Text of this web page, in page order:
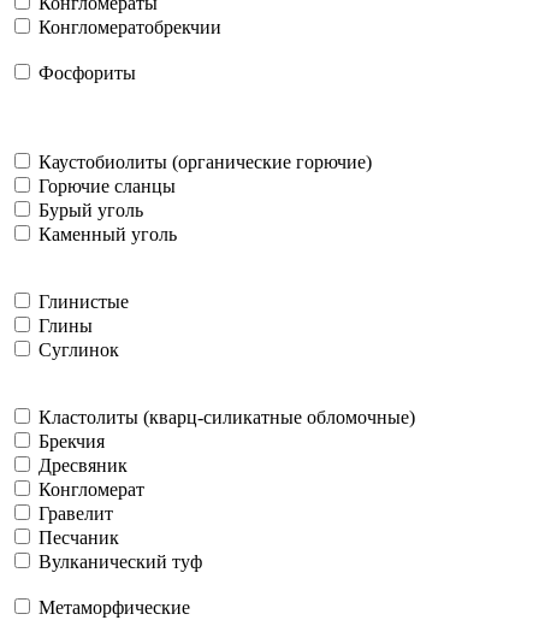
Конгломератобрекчии
Фосфориты
Каустобиолиты (органические горючие)
Горючие сланцы
Бурый уголь
Каменный уголь
Глинистые
Глины
Суглинок
Кластолиты (кварц-силикатные обломочные)
Брекчия
Дресвяник
Конгломерат
Гравелит
Песчаник
Вулканический туф
Метаморфические